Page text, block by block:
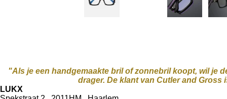
"Als je een handgemaakte bril of zonnebril koopt, wil je
drager. De klant van Cutler and Gross
LUKX